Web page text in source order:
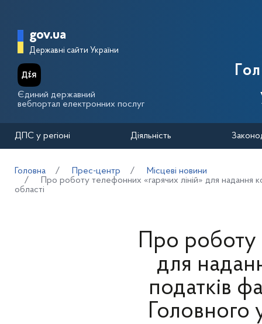
Головна сторінка Державної
gov.ua
Державні сайти України
Єдиний державний
вебпортал електронних послуг
ДПС у регіоні Діяльність
Головна Прес-центр
Місцеві новини
Про роботу телефонних «гарячих ліній» для надання
області
Про роботу
для
податків
Головного